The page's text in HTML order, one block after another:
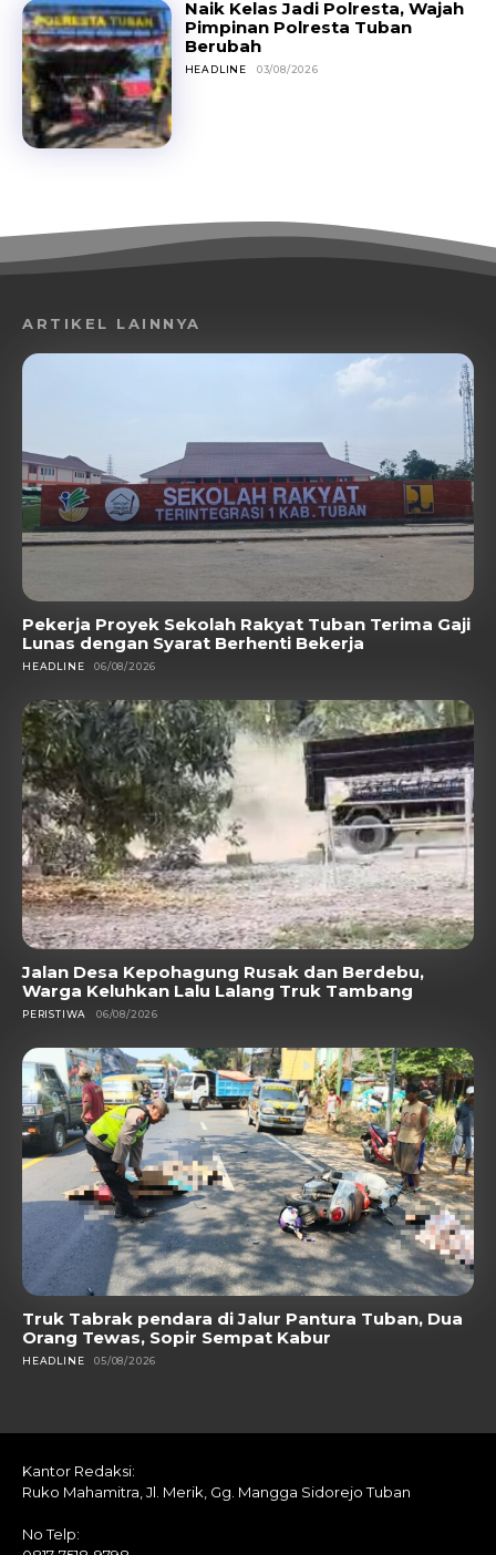
Naik Kelas Jadi Polresta, Wajah
Pimpinan Polresta Tuban
Berubah
HEADLINE 03/08/2026
ARTIKEL LAINNYA
Pekerja Proyek Sekolah Rakyat Tuban Terima Gaji
Lunas dengan Syarat Berhenti Bekerja
HEADLINE 06/08/2026
Jalan Desa Kepohagung Rusak dan Berdebu,
Warga Keluhkan Lalu Lalang Truk Tambang
PERISTIWA 06/08/2026
Truk Tabrak pendara di Jalur Pantura Tuban, Dua
Orang Tewas, Sopir Sempat Kabur
HEADLINE 05/08/2026
Kantor Redaksi:
Ruko Mahamitra, Jl. Merik, Gg. Mangga Sidorejo Tuban
No Telp: